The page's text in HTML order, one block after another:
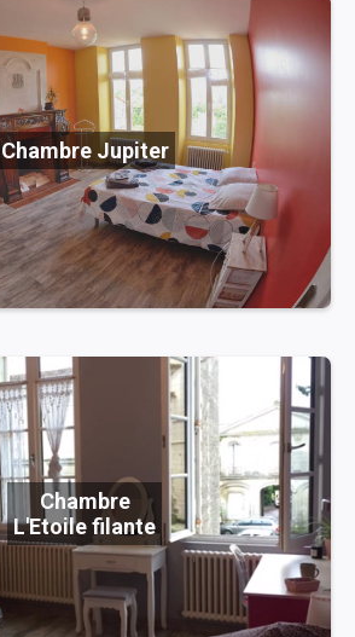
Chambre Jupiter
Chambre
L'Etoile filante